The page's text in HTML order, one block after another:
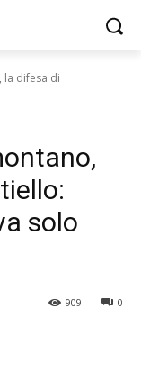
la difesa di
solo
0
909